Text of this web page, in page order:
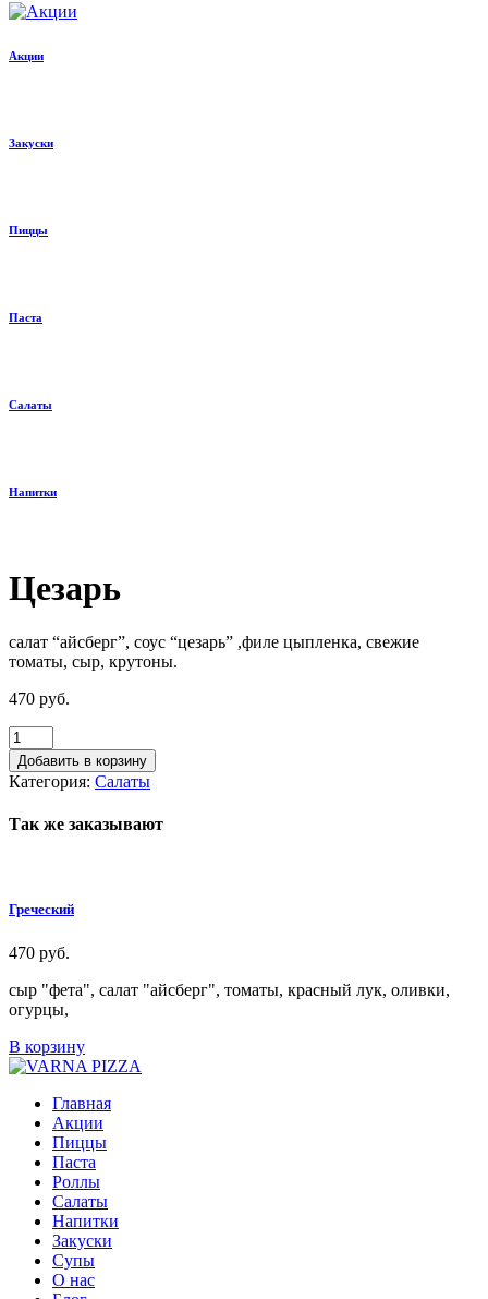
Акции
Закуски
Пиццы
Паста
Салаты
Напитки
Цезарь
салат “айсберг”, соус “цезарь” ,филе цыпленка, свежие
томаты, сыр, крутоны.
470 руб.
Добавить в корзину
Категория: Салаты
Так же заказывают
Греческий
470 руб.
сыр "фета", салат "айсберг", томаты, красный лук, оливки,
огурцы,
В корзину
Главная
Акции
Пиццы
Паста
Роллы
Салаты
Напитки
Закуски
Супы
О нас